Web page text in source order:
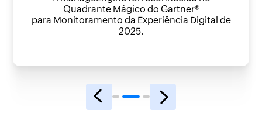
Quadrante Mágico do Gartner®
para Monitoramento da Experiência Digital de
2025.